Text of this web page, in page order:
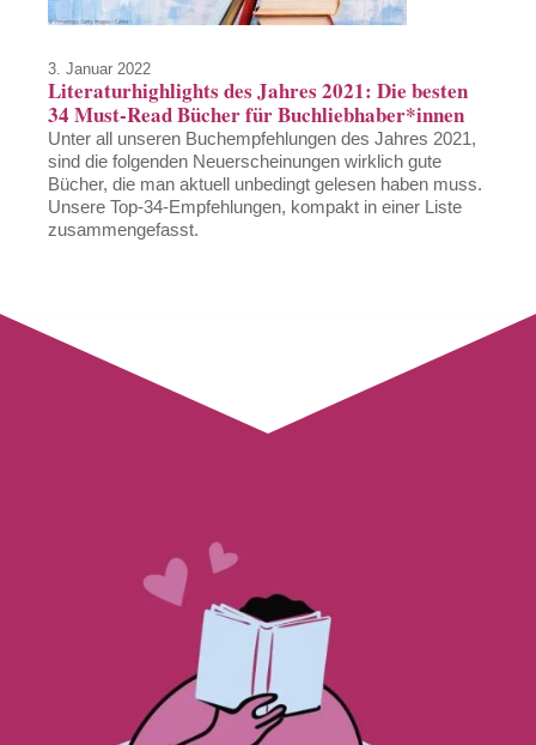
3. Januar 2022
Literaturhighlights des Jahres 2021: Die besten
34 Must-Read Bücher für Buchliebhaber*innen
Unter all unseren Buchempfehlungen des Jahres 2021,
sind die folgenden Neuerscheinungen wirklich gute
Bücher, die man aktuell unbedingt gelesen haben muss.
Unsere Top-34-Empfehlungen, kompakt in einer Liste
zusammengefasst.